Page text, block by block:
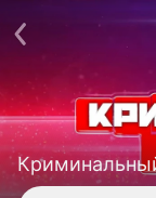
Политика
Открыть
Установить на ТВ